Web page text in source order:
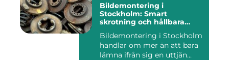
Bildemontering i
Stockholm: Smart
skrotning och hållbara
Bildemontering i Stockholm
handlar om mer än att bara
lämna ifrån sig en uttjän...